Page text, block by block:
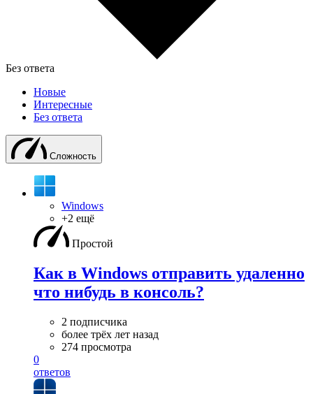
Без ответа
Новые
Интересные
Без ответа
Сложность
Windows
+2 ещё
Простой
Как в Windows отправить удаленно
что нибудь в консоль?
2 подписчика
более трёх лет назад
274 просмотра
0
ответов